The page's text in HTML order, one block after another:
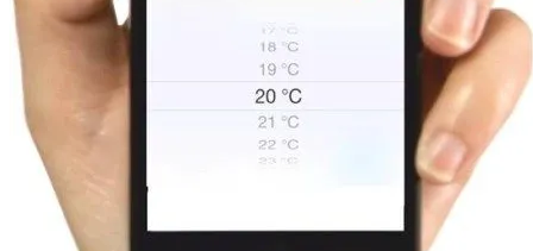
Виды И Модели Котлов Висман —
Устройство И Характеристики